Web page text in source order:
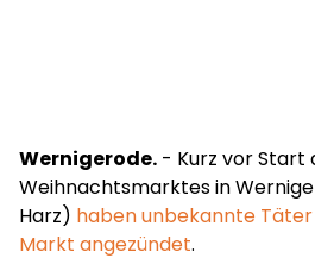
Wernigerode. - Kurz vor Start
Weihnachtsmarktes in
Harz) haben unbekannte
Markt angezündet.